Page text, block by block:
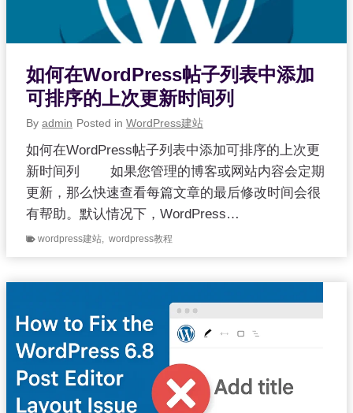
如何在WordPress帖子列表中添加
可排序的上次更新时间列
By admin Posted in WordPress建站
如何在WordPress帖子列表中添加可排序的上次更
新时间列 如果您管理的博客或网站内容会定期
更新，那么快速查看每篇文章的最后修改时间会很
有帮助。默认情况下，WordPress…
wordpress建站 wordpress教程